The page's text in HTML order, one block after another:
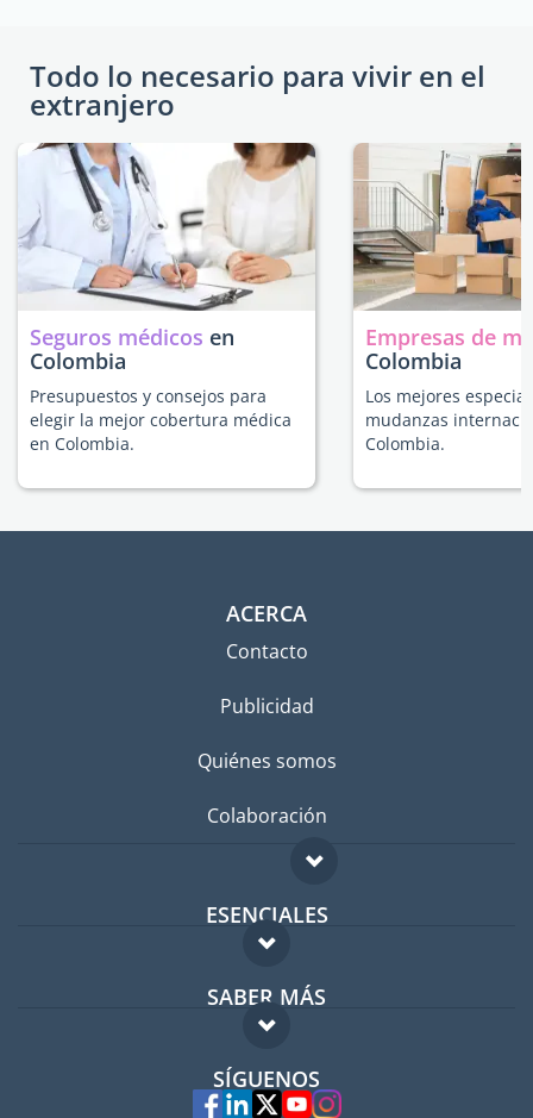
Todo lo necesario para vivir en el
extranjero
Seguros médicos en
Colombia
Presupuestos y consejos para
elegir la mejor cobertura médica
en Colombia.
Empresas de
Colombia
Los mejores
mudanzas
Colombia.
ACERCA
Contacto
Publicidad
Quiénes somos
Colaboración
ESENCIALES
Foro para expatriados
Guía para expatriados
Trabajos en el extranjero
SABER MÁS
FAQ
Expertos
SÍGUENOS